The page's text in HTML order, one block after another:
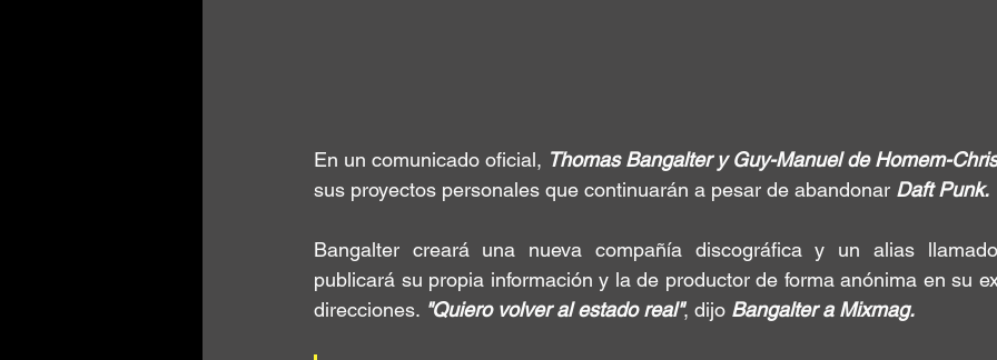
En un comunicado oficial, Thomas Bangalter y Guy-Manuel de Homem-
sus proyectos personales que continuarán a pesar de abandonar Daft Punk.
Bangalter creará una nueva compañía discográfica y un alias
publicará su propia información y la de productor de forma anónima en su
direcciones. "Quiero volver al estado real", dijo Bangalter a Mixmag.